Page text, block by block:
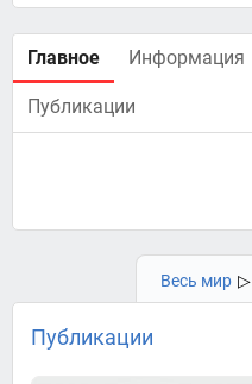
Главное Информация
Публикации
Весь мир ▷
Публикации